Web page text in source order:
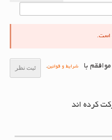
ثبت نظر با شرایط و قوانین.
کرده اند